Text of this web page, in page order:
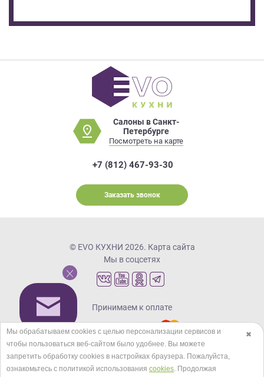
Салоны в Санкт-
Петербурге
Посмотреть на карте
+7 (812) 467-93-30
Заказать звонок
© EVO КУХНИ 2026. Карта сайта
Мы в соцсетях
Принимаем к оплате
Кредиты и рассрочка
✖
Мы обрабатываем cookies с целью персонализации сервисов и
чтобы пользоваться веб-сайтом было удобнее. Вы можете
запретить обработку сookies в настройках браузера. Пожалуйста,
ознакомьтесь с политикой использования cookies. Продолжая